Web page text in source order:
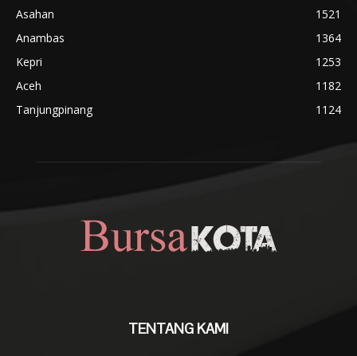
Asahan
1521
Anambas
1364
Kepri
1253
Aceh
1182
Tanjungpinang
1124
TENTANG KAMI